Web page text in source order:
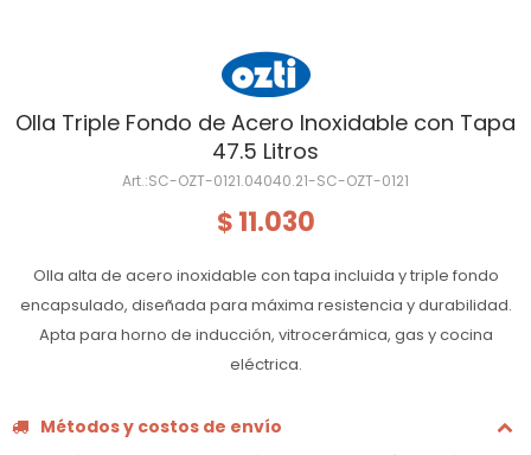
Olla Triple Fondo de Acero Inoxidable con Tapa
47.5 Litros
SC-OZT-0121.04040.21-SC-OZT-0121
$ 11.030
Olla alta de acero inoxidable con tapa incluida y triple fondo
encapsulado, diseñada para máxima resistencia y durabilidad.
Apta para horno de inducción, vitrocerámica, gas y cocina
eléctrica.
Métodos y costos de envío